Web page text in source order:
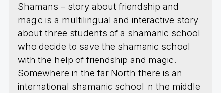
Shamans – story about friendship and
magic is a multilingual and interactive story
about three students of a shamanic school
who decide to save the shamanic school
with the help of friendship and magic.
Somewhere in the far North there is an
international shamanic school in the middle